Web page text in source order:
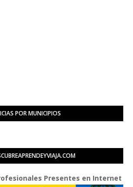
POR MUNICIPIOS
Presentes en Internet